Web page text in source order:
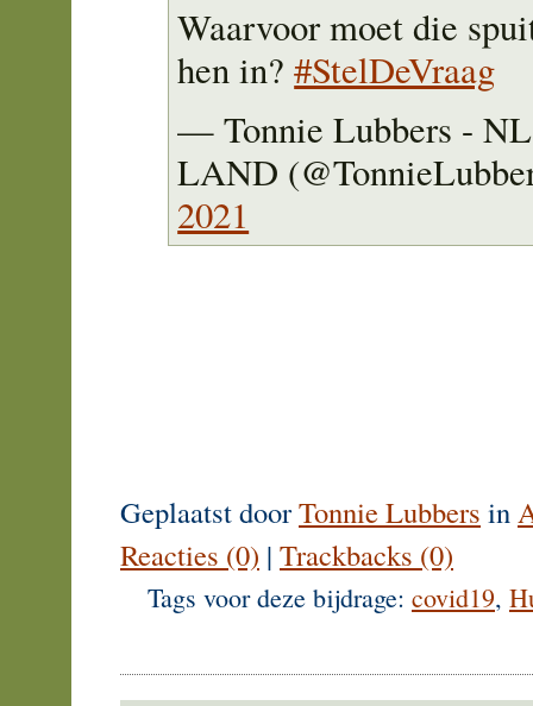
Waarvoor moet die
hen in?#StelDeVraag
— Tonnie Lubbers -
LAND
2021
Geplaatst doorTonnie Lubbers in
Reacties (0) | Trackbacks (0)
Tags voor deze bijdrage: covid19,